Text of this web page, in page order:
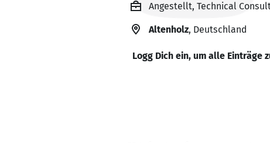
Angestellt, Technical
Altenholz, Deutschland
Logg Dich ein, um alle Einträge